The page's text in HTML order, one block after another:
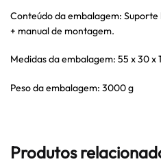
Conteúdo da embalagem:
+ manual de montagem.
Medidas da embalagem: 55 x 30 x
Peso da embalagem: 3000 g
Produtos